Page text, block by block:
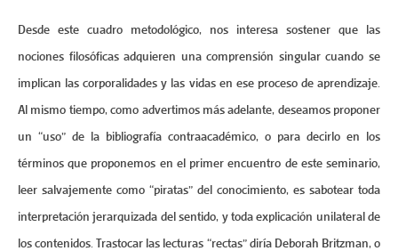
Desde este cuadro metodológico, nos interesa sostener que las
nociones filosóficas adquieren una comprensión singular cuando se
implican las corporalidades y las vidas en ese proceso de aprendizaje.
Al mismo tiempo, como advertimos más adelante, deseamos proponer
un “uso” de la bibliografía contraacadémico, o para decirlo en los
términos que proponemos en el primer encuentro de este seminario,
leer salvajemente como “piratas” del conocimiento, es sabotear toda
interpretación jerarquizada del sentido, y toda explicación unilateral de
los contenidos. Trastocar las lecturas “rectas” diría Deborah Britzman, o